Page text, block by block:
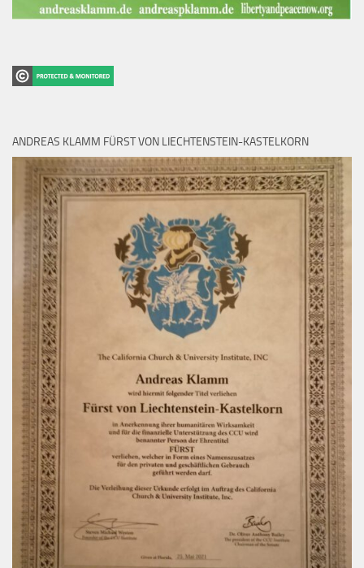
ANDREAS KLAMM FÜRST VON LIECHTENSTEIN-KASTELKORN